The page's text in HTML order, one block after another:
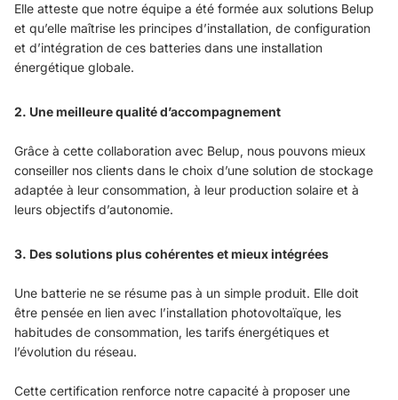
Elle atteste que notre équipe a été formée aux solutions Belup
et qu’elle maîtrise les principes d’installation, de configuration
et d’intégration de ces batteries dans une installation
énergétique globale.
2. Une meilleure qualité d’accompagnement
Grâce à cette collaboration avec Belup, nous pouvons mieux
conseiller nos clients dans le choix d’une solution de stockage
adaptée à leur consommation, à leur production solaire et à
leurs objectifs d’autonomie.
3. Des solutions plus cohérentes et mieux intégrées
Une batterie ne se résume pas à un simple produit. Elle doit
être pensée en lien avec l’installation photovoltaïque, les
habitudes de consommation, les tarifs énergétiques et
l’évolution du réseau.
Cette certification renforce notre capacité à proposer une